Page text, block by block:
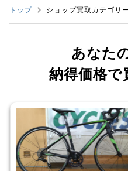
トップ ショップ買取カテゴリ
あなた
納得価格で